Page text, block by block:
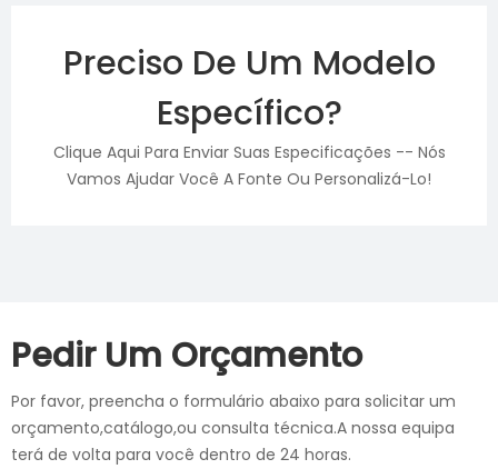
Preciso De Um Modelo
Específico?
Clique Aqui Para Enviar Suas Especificações -- Nós
Vamos Ajudar Você A Fonte Ou Personalizá-Lo!
Pedir Um Orçamento
Por favor, preencha o formulário abaixo para solicitar um
orçamento,catálogo,ou consulta técnica.A nossa equipa
terá de volta para você dentro de 24 horas.